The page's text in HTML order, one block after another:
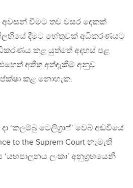
අවසන් වීමට තව වසර දෙකක්
දීමට හේතුවක් අධිකරණයට
කළ යුත්තේ අදහස් පළ
අතීත අත්දැකීම් අනුව
කළ නොහැක.
‘කලම්බු ටෙලිග‍්‍රාෆ්’ වෙබ් අඩවියේ
to the Suprem Court නැමැති
ලංකා’ අනුග‍්‍රහයෙනි